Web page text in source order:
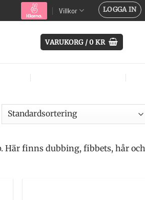
Villkor LOGGA IN
VARUKORG /0KR
Här finns dubbing, fibbets, hår och